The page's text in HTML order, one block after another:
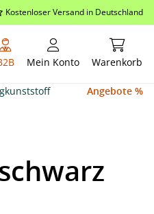
Kostenloser Versand in Deutschland
Mein Konto Warenkorb
Angebote %